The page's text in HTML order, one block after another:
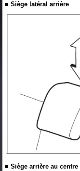
■ Siège latéral arrière
■ Siège arrière au centre